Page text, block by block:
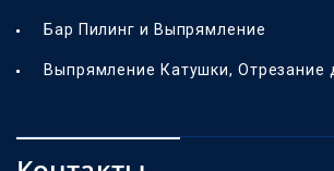
Бар Пилинг и Выпрямление
Выпрямление Катушки, Отрезание